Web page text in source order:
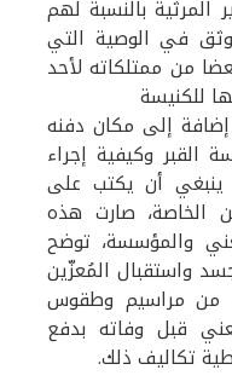
المرثية بالنسبة لهم
في الوصية التي
من ممتلكاته لأحد
للكنيسة
إضافة إلى مكان دفنه
القبر وكيفية إجراء
ينبغي أن يكتب على
الخاصة، صارت هذه
والمؤسسة، توضح
واستقبال المُعزّين
من مراسيم وطقوس
قبل وفاته بدفع
تكاليف ذلك.